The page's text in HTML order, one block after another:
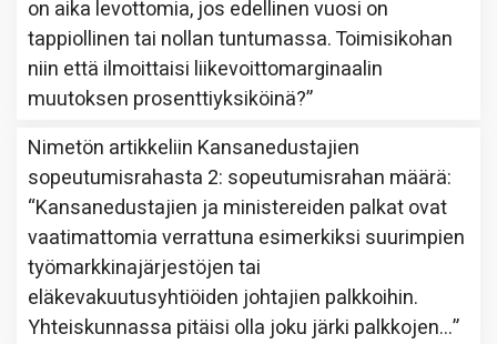
on aika levottomia, jos edellinen vuosi on
tappiollinen tai nollan tuntumassa. Toimisikohan
niin että ilmoittaisi liikevoittomarginaalin
muutoksen prosenttiyksiköinä?”
Nimetön artikkeliin Kansanedustajien
sopeutumisrahasta 2: sopeutumisrahan määrä:
“Kansanedustajien ja ministereiden palkat ovat
vaatimattomia verrattuna esimerkiksi suurimpien
työmarkkinajärjestöjen tai
eläkevakuutusyhtiöiden johtajien palkkoihin.
Yhteiskunnassa pitäisi olla joku järki palkkojen…”